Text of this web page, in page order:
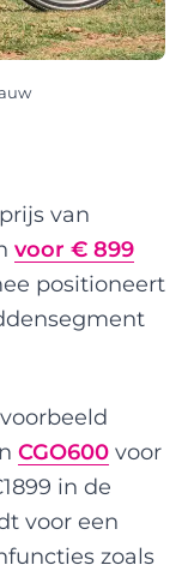
van
voor € 899
positioneert
CGO600 voor
in de
voor een
zoals